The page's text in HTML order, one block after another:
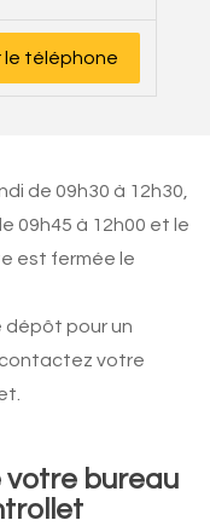
le téléphone
de 09h30 à 12h30,
09h45 à 12h00 et le
est fermée le
dépôt pour un
contactez votre
votre bureau